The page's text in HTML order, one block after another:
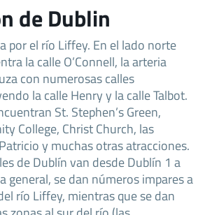
de Dublin
por el río Liffey. En el lado norte
la calle O’Connell, la arteria
con numerosas calles
la calle Henry y la calle Talbot.
St. Stephen’s Green,
College, Christ Church, las
y muchas otras atracciones.
de Dublín van desde Dublín 1 a
general, se dan números impares a
río Liffey, mientras que se dan